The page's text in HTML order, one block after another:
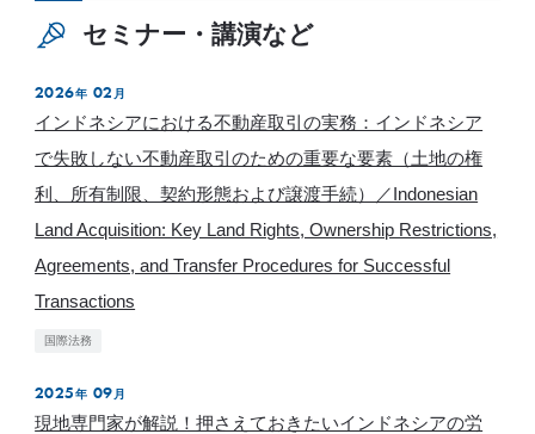
セミナー・講演など
2026年 02 月
インドネシアにおける不動産取引の実務：インドネシア
で失敗しない不動産取引のための重要な要素（土地の権
利、所有制限、契約形態および譲渡手続）／Indonesian
Land Acquisition: Key Land Rights, Ownership Restrictions,
Agreements, and Transfer Procedures for Successful
Transactions
国際法務
2025 年 09 月
現地専門家が解説！押さえておきたいインドネシアの労